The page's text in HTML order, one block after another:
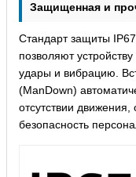
Защищенная и
Стандарт защиты
позволяют
удары и вибрацию.
(ManDown)
отсутствии
безопасность